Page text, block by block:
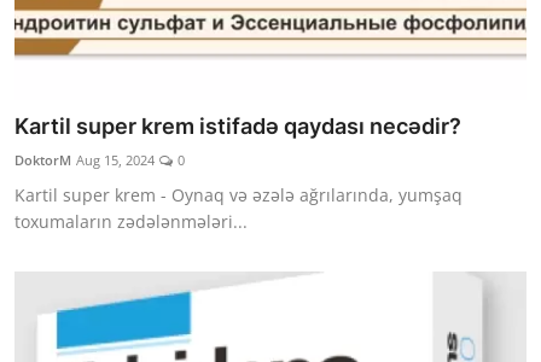
Kartil super krem istifadə qaydası necədir?
DoktorM Aug 15, 2024 0
Kartil super krem - Oynaq və əzələ ağrılarında, yumşaq
toxumaların zədələnmələri...